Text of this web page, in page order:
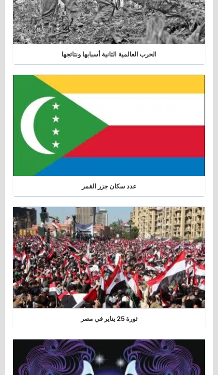
الحرب العالمية الثانية أسبابها ونتائجها
عدد سكان جزر القمر
ثورة 25 يناير في مصر